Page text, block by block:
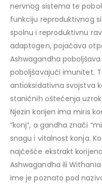
nervnog sistema te
funkciju reproduktivnog
spolnu i reproduktivnu
adaptogen, pojačava
Ashwagandha
poboljšavajući imunitet.
antioksidativna svojstva
staničnih oštećenja
Njezin korijen ima miris
“konj”, a gandha znači
snagu i vitalnost konja.
najčešće ekstrakt
Ashwagandha ili
ime je poznato pod